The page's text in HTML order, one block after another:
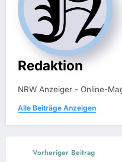
Redaktion
NRW Anzeiger - Online-
Alle Beiträge Anzeigen
Vorheriger Beitrag